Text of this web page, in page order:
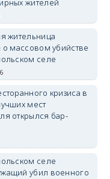
туристический
и
erid: 2SDnjdPjgYS
жителей
жительница
о массовом убийстве
селе
кризиса в
мест
открылся бар-
селе
убил военного